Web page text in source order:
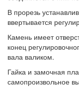
В прорезь
ввертывается
Камень имеет
конец
вала валиком.
Гайка и замочная
самопроизвольное